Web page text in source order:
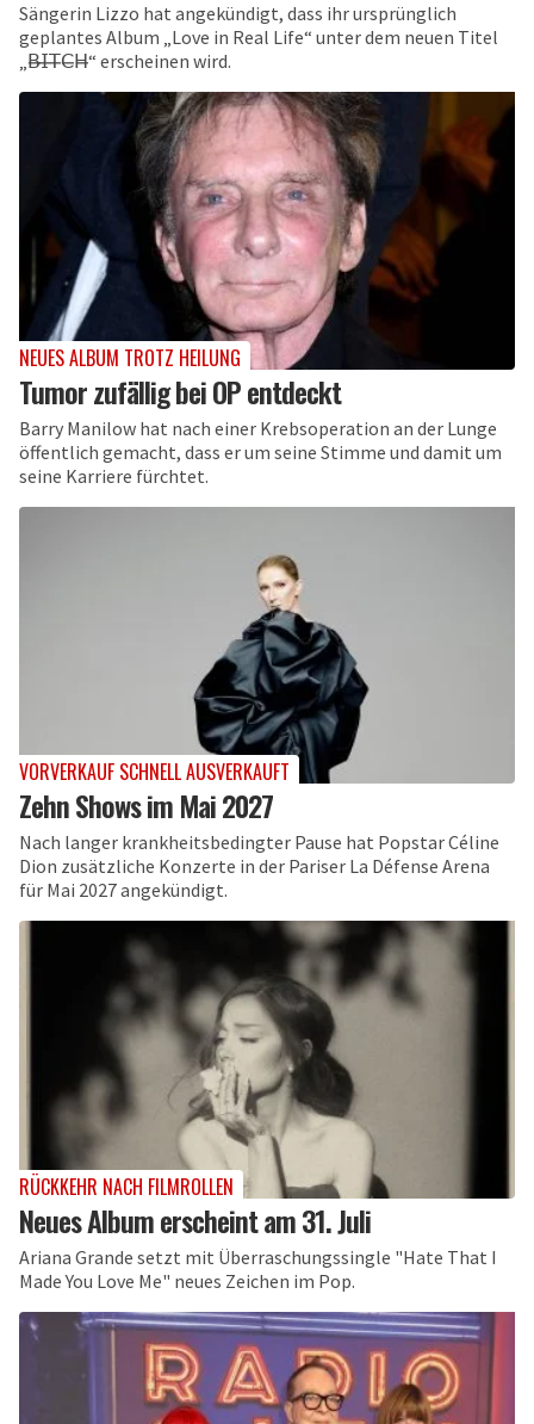
Sängerin Lizzo hat angekündigt, dass ihr ursprünglich
geplantes Album „Love in Real Life“ unter dem neuen Titel
„𝖡̶𝖨̶𝖳̶𝖢̶𝖧̶“ erscheinen wird.
NEUES ALBUM TROTZ HEILUNG
Tumor zufällig bei OP entdeckt
Barry Manilow hat nach einer Krebsoperation an der Lunge
öffentlich gemacht, dass er um seine Stimme und damit um
seine Karriere fürchtet.
VORVERKAUF SCHNELL AUSVERKAUFT
Zehn Shows im Mai 2027
Nach langer krankheitsbedingter Pause hat Popstar Céline
Dion zusätzliche Konzerte in der Pariser La Défense Arena
für Mai 2027 angekündigt.
RÜCKKEHR NACH FILMROLLEN
Neues Album erscheint am 31. Juli
Ariana Grande setzt mit Überraschungssingle "Hate That I
Made You Love Me" neues Zeichen im Pop.